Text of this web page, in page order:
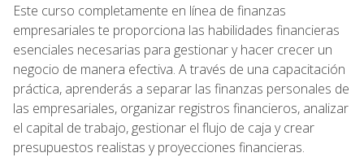
Este curso completamente en línea de finanzas
empresariales te proporciona las habilidades financieras
esenciales necesarias para gestionar y hacer crecer un
negocio de manera efectiva. A través de una capacitación
práctica, aprenderás a separar las finanzas personales de
las empresariales, organizar registros financieros, analizar
el capital de trabajo, gestionar el flujo de caja y crear
presupuestos realistas y proyecciones financieras.